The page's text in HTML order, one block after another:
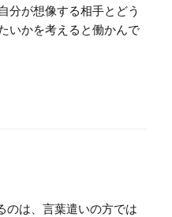
分が想像する相手とどう
いかを考えると働かんで
のは、言葉遣いの方では